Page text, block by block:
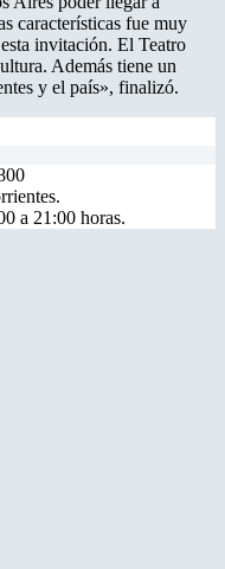
características fue muy
invitación. El Teatro
Además tiene un
y el país», finalizó.
a 21:00 horas.